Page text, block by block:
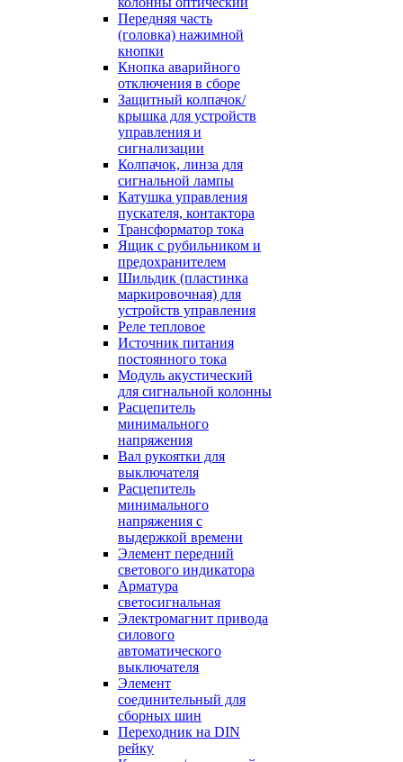
Передняя часть
(головка) нажимной
кнопки
Кнопка аварийного
отключения в сборе
Защитный колпачок/
крышка для устройств
управления и
сигнализации
Колпачок, линза для
сигнальной лампы
Катушка управления
пускателя, контактора
Трансформатор тока
Ящик с рубильником и
предохранителем
Шильдик (пластинка
маркировочная) для
устройств управления
Реле тепловое
Источник питания
постоянного тока
Модуль акустический
для сигнальной колонны
Расцепитель
минимального
напряжения
Вал рукоятки для
выключателя
Расцепитель
минимального
напряжения с
выдержкой времени
Элемент передний
светового индикатора
Арматура
светосигнальная
Электромагнит привода
силового
автоматического
выключателя
Элемент
соединительный для
сборных шин
Переходник на DIN
рейку